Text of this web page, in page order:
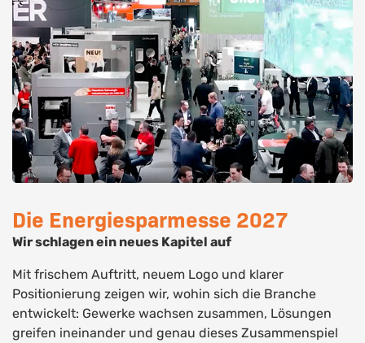
Die Energiesparmesse 2027
Wir schlagen ein neues Kapitel auf
Mit frischem Auftritt, neuem Logo und klarer
Positionierung zeigen wir, wohin sich die Branche
entwickelt: Gewerke wachsen zusammen, Lösungen
greifen ineinander und genau dieses Zusammenspiel